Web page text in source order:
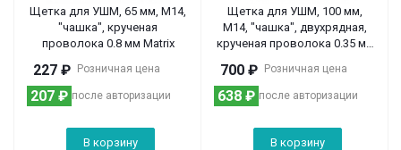
Щетка для УШМ, 65 мм, М14,
"чашка", крученая
проволока 0.8 мм Matrix
Розничная цена
227 ₽
после авторизации
207 ₽
В корзину
Щетка для УШМ, 100 мм,
М14, "чашка", двухрядная,
крученая проволока 0.35 мм
Розничная цена
700 ₽
после авторизации
638 ₽
В корзину